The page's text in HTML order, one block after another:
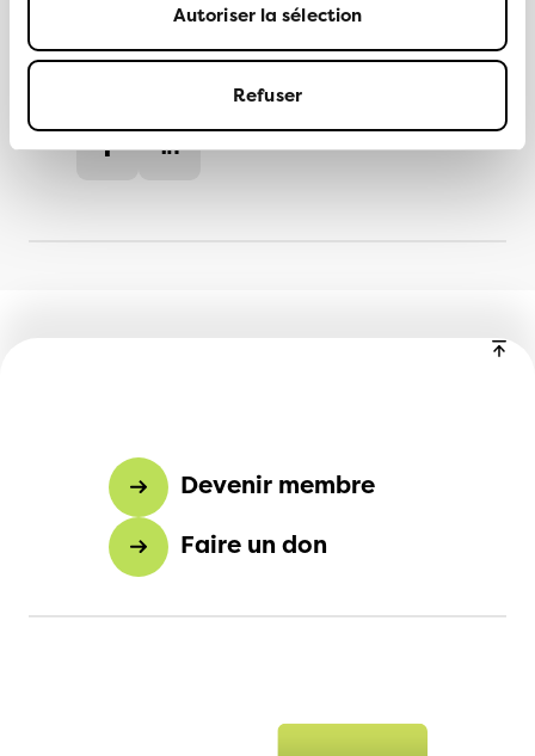
Autoriser la sélection
Refuser
FacebookLinkedIn
Devenir membre
Faire un don